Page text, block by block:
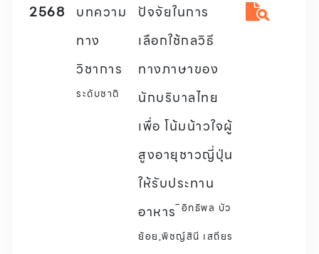
2568
บทความ
ทาง
วิชาการ
ระดับชาติ
ปัจจัยในการ
เลือกใช้กลวิธี
ทางภาษาของ
นักบริบาลไทย
เพื่อ โน้มน้าวใจผู้
สูงอายุชาวญี่ปุ่น
ให้รับประทาน
อาหาร ิอิทธิพล บัว
ย้อย,พิชญ์สินี เสถียร